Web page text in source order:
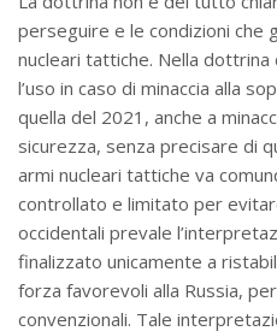
perseguire e le condizioni che
nucleari tattiche. Nella
l’uso in caso di minaccia alla
quella del 2021, anche a
sicurezza, senza precisare di
armi nucleari tattiche va
controllato e limitato per
occidentali prevale
finalizzato unicamente a
forza favorevoli alla Russia,
convenzionali. Tale